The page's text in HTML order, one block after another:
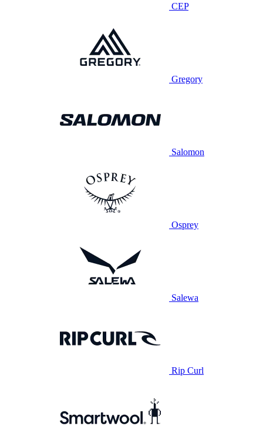
CEP
Gregory
Salomon
Osprey
Salewa
Rip Curl